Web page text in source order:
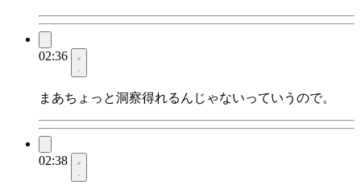
02:36
まあちょっと洞察得れるんじゃないっていうので。
02:38